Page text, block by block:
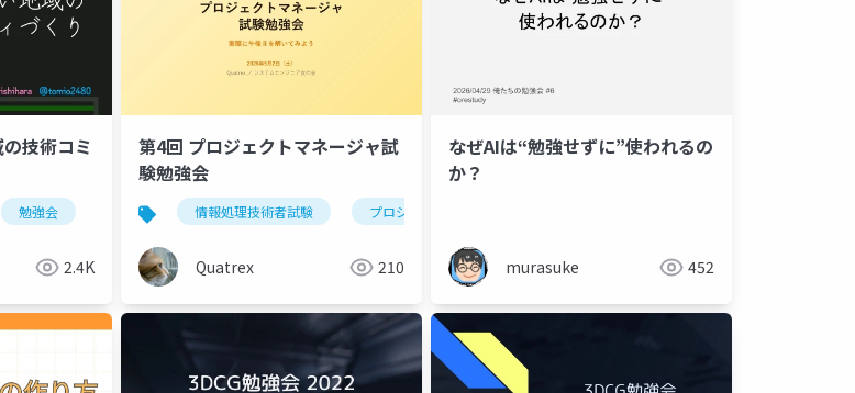
技術コミ
勉強会
2.4K
第4回 プロジェクトマネージャ試
験勉強会
情報処理技術者試験 プロジェクトマネージャ
Quatrex 210
なぜAIは“勉強せずに”使われるの
か？
murasuke 452